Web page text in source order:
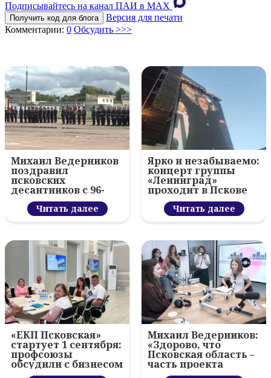
Подписывайтесь на канал ПАИ в MAХ
Получить код для блога
Версия для печати
Комментарии: 0 Обсудить >>>
Михаил Ведерников
поздравил
псковских
десантников с 96-
летием ВДВ и
вручил награды
Читать далее
Ярко и незабываемо:
концерт группы
«Ленинград»
проходит в Пскове
Читать далее
«ЕКП Псковская»
стартует 1 сентября:
профсоюзы
обсудили с бизнесом
новый цифровой
Михаил Ведерников:
«Здорово, что
Псковская область –
часть проекта
«Здравствуй,